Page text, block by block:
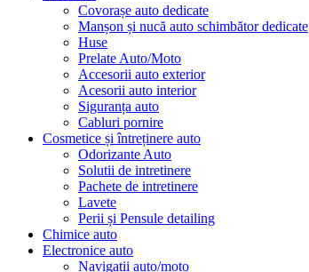
Covorașe auto dedicate
Manșon și nucă auto schimbător dedicate
Huse
Prelate Auto/Moto
Accesorii auto exterior
Acesorii auto interior
Siguranța auto
Cabluri pornire
Cosmetice și întreținere auto
Odorizante Auto
Solutii de intretinere
Pachete de intretinere
Lavete
Perii și Pensule detailing
Chimice auto
Electronice auto
Navigatii auto/moto